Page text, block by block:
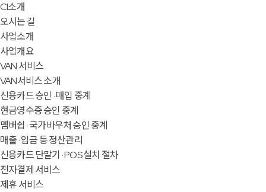
CI소개
오시는 길
사업소개
사업개요
VAN 서비스
VAN서비스 소개
신용카드 승인 · 매입 중계
현금영수증 승인 중계
멤버쉽 · 국가바우처 승인 중계
매출 · 입금 등 정산관리
신용카드 단말기 · POS 설치 절차
전자결제 서비스
제휴 서비스